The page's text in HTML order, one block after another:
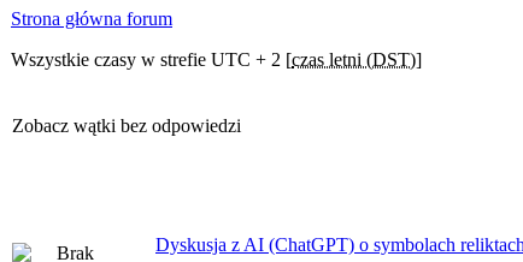
Strona główna forum
Wszystkie czasy w strefie UTC + 2 [czas letni (DST)]
Zobacz wątki bez odpowiedzi
Dyskusja z AI (ChatGPT) o symbolach